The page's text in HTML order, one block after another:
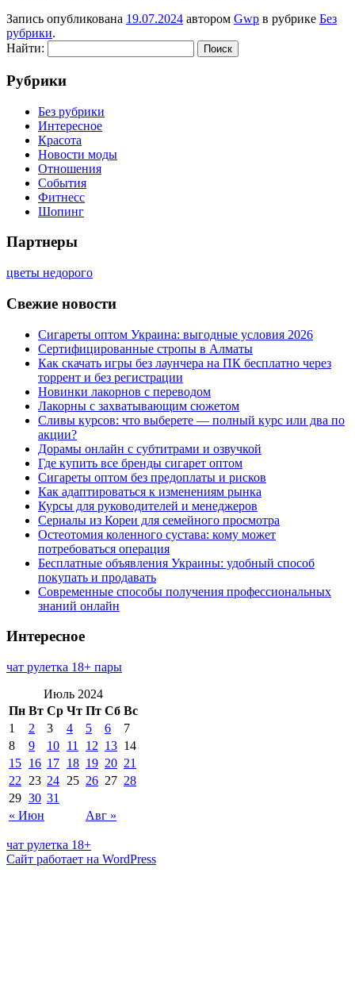
Запись опубликована 19.07.2024 автором Gwp в рубрике Без
рубрики.
Найти:
Рубрики
Без рубрики
Интересное
Красота
Новости моды
Отношения
События
Фитнесс
Шопинг
Партнеры
цветы недорого
Свежие новости
Сигареты оптом Украина: выгодные условия 2026
Сертифицированные стропы в Алматы
Как скачать игры без лаунчера на ПК бесплатно через
торрент и без регистрации
Новинки лакорнов с переводом
Лакорны с захватывающим сюжетом
Сливы курсов: что выберете — полный курс или два по
акции?
Дорамы онлайн с субтитрами и озвучкой
Где купить все бренды сигарет оптом
Сигареты оптом без предоплаты и рисков
Как адаптироваться к изменениям рынка
Курсы для руководителей и менеджеров
Сериалы из Кореи для семейного просмотра
Остеотомия коленного сустава: кому может
потребоваться операция
Бесплатные объявления Украины: удобный способ
покупать и продавать
Современные способы получения профессиональных
знаний онлайн
Интересное
чат рулетка 18+ пары
Июль 2024
Пн Вт Ср Чт Пт Сб Вс
« Июн Авг »
1 2 3 4 5 6
7
8
9 10 11 12 13 14
15 16 17 18 19 20 21
22
23 24 25 26 27 28
29 30 31
чат рулетка 18+
Сайт работает на WordPress